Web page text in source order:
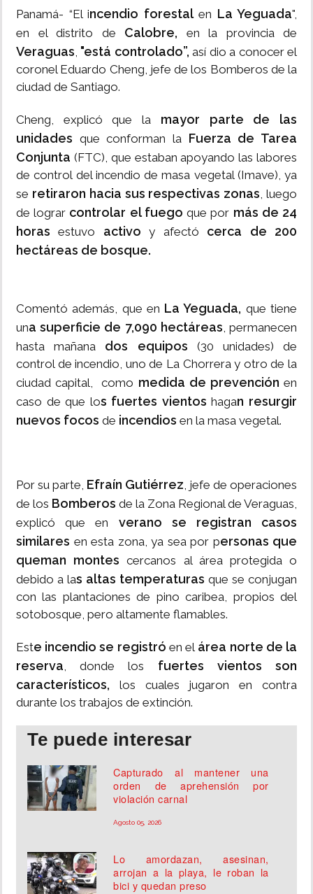
Panamá- “El incendio forestalen La Yeguada",
en el distrito de Calobre, en la provincia de
Veraguas, "está controlado”, así dio a conocer el
coronel Eduardo Cheng, jefe de los Bomberos de la
ciudad de Santiago.
Cheng, explicó que la mayor parte de las
unidades que conforman la Fuerza de Tarea
Conjunta (FTC), que estaban apoyando las labores
de control del incendio de masa vegetal (Imave), ya
se retiraron hacia sus respectivas zonas, luego
de lograr controlar el fuegoque por más de 24
horas estuvo activo y afectó cerca de 200
hectáreas de bosque.
Comentó además, que en La Yeguada, que tiene
una superficie de 7,090 hectáreas, permanecen
hasta mañana dos equipos (30 unidades) de
control de incendio, uno de La Chorrera y otro de la
ciudad capital, como medida de prevenciónen
caso de que los fuertes vientos hagan resurgir
nuevos focos de incendios en la masa vegetal.
Por su parte, Efraín Gutiérrez, jefe de operaciones
de los Bomberos de la Zona Regional de Veraguas,
explicó que en verano se registran casos
similares en esta zona, ya sea por personas que
queman montes cercanos al área protegida o
debido a las altas temperaturas que se conjugan
con las plantaciones de pino caribea, propios del
sotobosque, pero altamente flamables.
Este incendio se registró en el área norte de la
reserva, donde los fuertes vientos son
característicos, los cuales jugaron en contra
durante los trabajos de extinción.
Te puede interesar
Capturado al mantener una
orden de aprehensión por
violación carnal
Agosto 05, 2026
Lo amordazan, asesinan,
arrojan a la playa, le roban la
bici y quedan preso